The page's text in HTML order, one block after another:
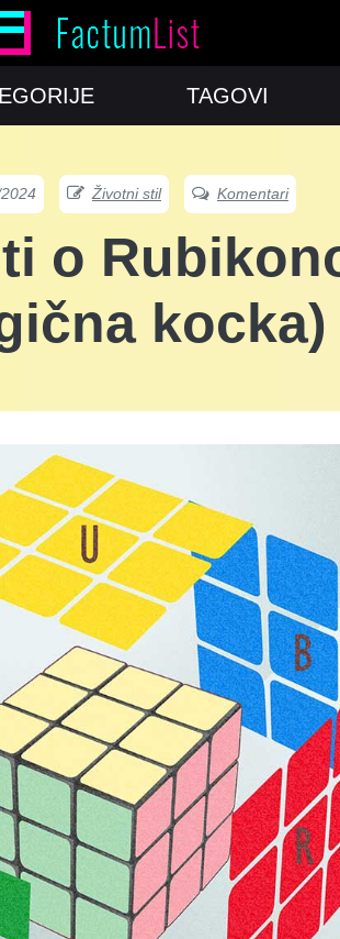
TAGOVI
Životni stil Komentari
o
kocka)